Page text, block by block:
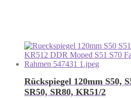
Rückspiegel 120mm S50,
SR50, SR80, KR51/2